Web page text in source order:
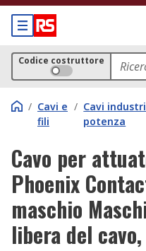
Codice costruttore
/ Cavi e
fili
/ Cavi
potenza
Cavo per
Phoenix
maschio
libera del